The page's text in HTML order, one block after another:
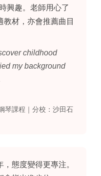
興趣。老師用心了
材，亦會推薦曲目
childhood
my background
琴課程｜分校：沙田石
，態度變得更專注。